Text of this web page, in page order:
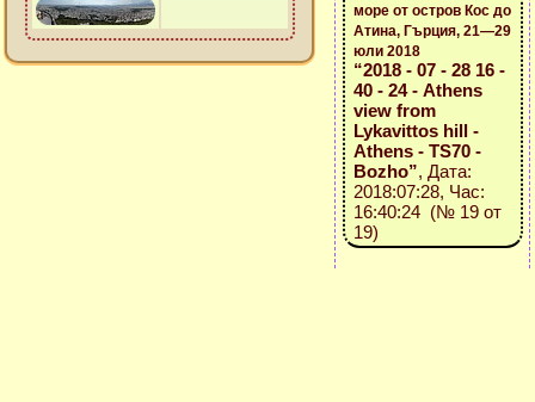
море от остров Кос до
Атина, Гърция, 21—29
юли 2018
“2018 - 07 - 28 16 -
40 - 24 - Athens
view from
Lykavittos hill -
Athens - TS70 -
Bozho”, Дата:
2018:07:28, Час:
16:40:24 (№ 19 от
19)